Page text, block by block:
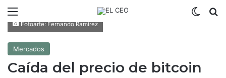
Fotoarte: Fernando Ramírez
Mercados
Caída del precio de bitcoin